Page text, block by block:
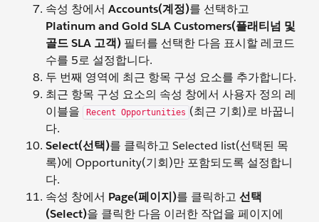
속성 창에서 Accounts(계정)를 선택하고
Platinum and Gold SLA Customers(플래티넘 및
골드 SLA 고객) 필터를 선택한 다음 표시할 레코드
수를 5로 설정합니다.
두 번째 영역에 최근 항목 구성 요소를 추가합니다.
최근 항목 구성 요소의 속성 창에서 사용자 정의 레
이블을
Recent Opportunities (최근 기회)로 바꿉니
다.
Select(선택)를 클릭하고 Selected list(선택된 목
록)에 Opportunity(기회)만 포함되도록 설정합니
다.
속성 창에서 Page(페이지)를 클릭하고 선택
(Select)을 클릭한 다음 이러한 작업을 페이지에